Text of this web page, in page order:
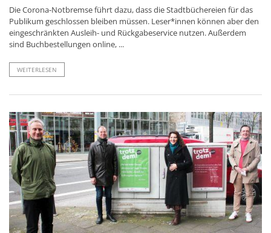
Die Corona-Notbremse führt dazu, dass die Stadtbüchereien für das
Publikum geschlossen bleiben müssen. Leser*innen können aber den
eingeschränkten Ausleih- und Rückgabeservice nutzen. Außerdem
sind Buchbestellungen online, ...
WEITERLESEN